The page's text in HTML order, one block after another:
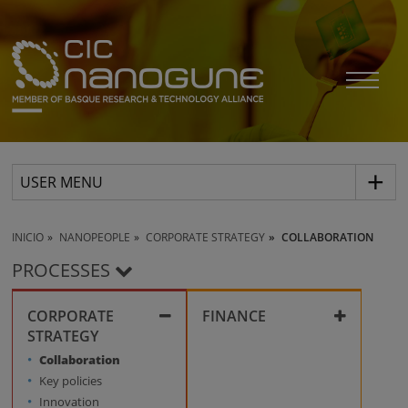
USER MENU
INICIO NANOPEOPLE CORPORATE STRATEGY COLLABORATION
PROCESSES
CORPORATE
STRATEGY
Collaboration
Key policies
Innovation
FINANCE